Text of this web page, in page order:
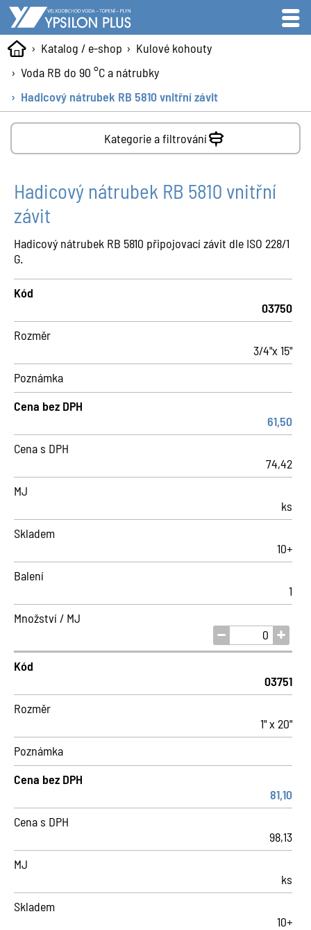
Katalog / e-shop
Kulové kohouty
Voda RB do 90 °C a nátrubky
Hadicový nátrubek RB 5810 vnitřní závit
Kategorie a filtrování
Hadicový nátrubek RB 5810 vnitřní
závit
Hadicový nátrubek RB 5810 připojovací závit dle ISO 228/1
G.
Kód
03750
Rozměr
3/4"x 15"
Poznámka
Cena bez DPH
61,50
Cena s DPH
74,42
MJ
ks
Skladem
10+
Balení
1
Množství / MJ
Kód
03751
Rozměr
1" x 20"
Poznámka
Cena bez DPH
81,10
Cena s DPH
98,13
MJ
ks
Skladem
10+